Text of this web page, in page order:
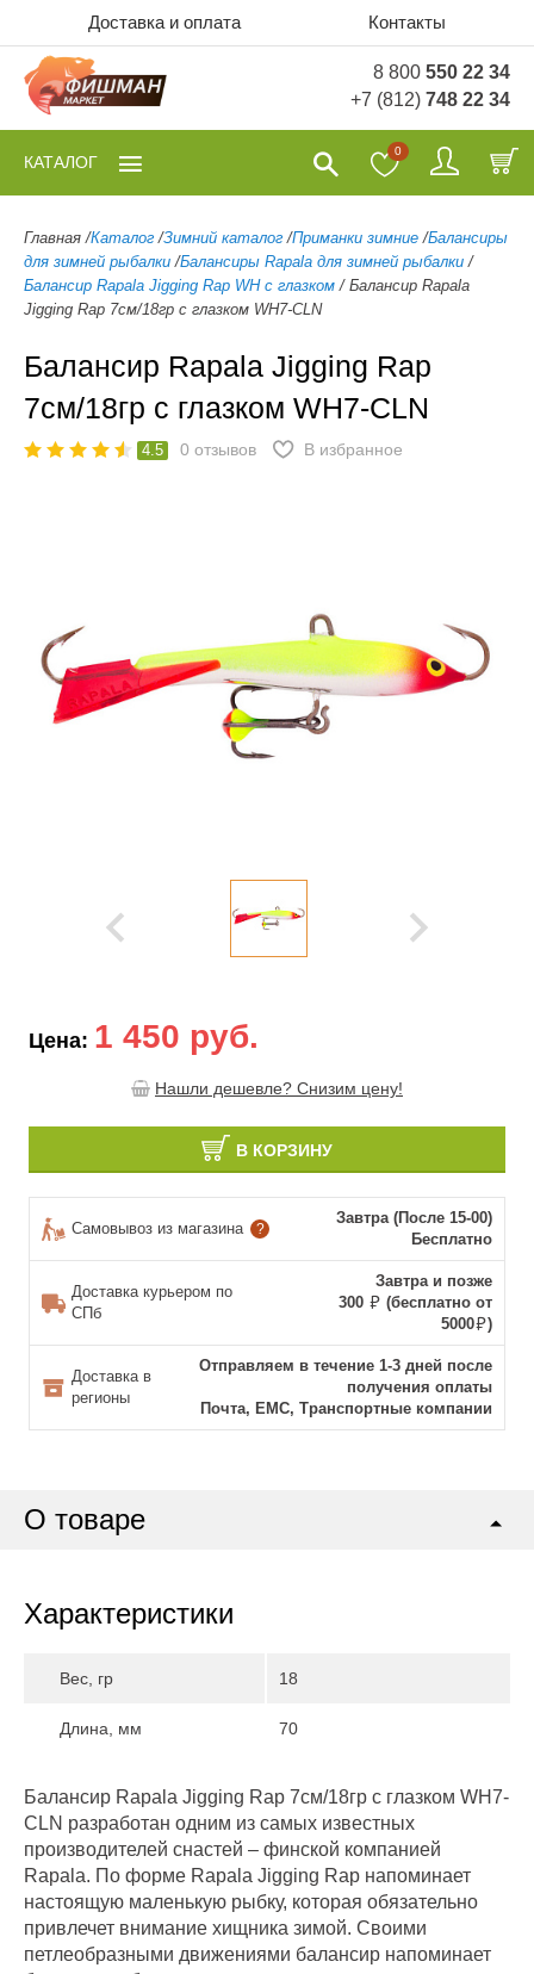
Доставка и оплата Контакты
8 800 550 22 34
+7 (812) 748 22 34
0
КАТАЛОГ
Главная /Каталог /Зимний каталог /Приманки зимние /Балансиры
для зимней рыбалки /Балансиры Rapala для зимней рыбалки /
Балансир Rapala Jigging Rap WH с глазком / Балансир Rapala
Jigging Rap 7см/18гр с глазком WH7-CLN
Балансир Rapala Jigging Rap
7см/18гр с глазком WH7-CLN
4.5 0 отзывов В избранное
Цена: 1 450 руб.
Нашли дешевле? Снизим цену!
В КОРЗИНУ
Самовывоз из магазина ?
Завтра (После 15-00)
Бесплатно
Доставка курьером по
СПб
Завтра и позже
300
(бесплатно от
5000
)
Доставка в
регионы
Отправляем в течение 1-3 дней после
получения оплаты
Почта, ЕМС, Транспортные компании
О товаре
Характеристики
Вес, гр 18
Длина, мм 70
Балансир Rapala Jigging Rap 7см/18гр с глазком WH7-
CLN разработан одним из самых известных
производителей снастей – финской компанией
Rapala. По форме Rapala Jigging Rap напоминает
настоящую маленькую рыбку, которая обязательно
привлечет внимание хищника зимой. Своими
петлеобразными движениями балансир напоминает